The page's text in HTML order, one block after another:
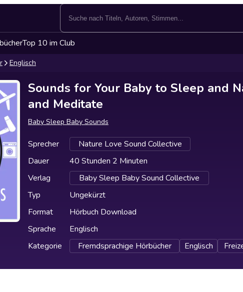
Top 10 im Club
Englisch
Sounds for Your Baby to Sleep and
and Meditate
Baby Sleep Baby Sounds
Sprecher
Nature Love Sound Collective
Dauer
40 Stunden 2 Minuten
Verlag
Baby Sleep Baby Sound Collective
Typ
Ungekürzt
Format
Hörbuch Download
Sprache
Englisch
Kategorie
Fremdsprachige Hörbücher Englisch